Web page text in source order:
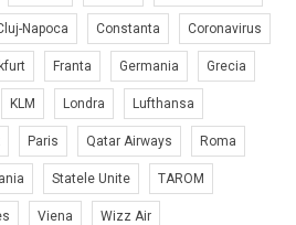
Napoca Constanta Coronavirus
Franta Germania Grecia
KLM Londra Lufthansa
Paris Qatar Airways Roma
Statele Unite TAROM
Viena Wizz Air